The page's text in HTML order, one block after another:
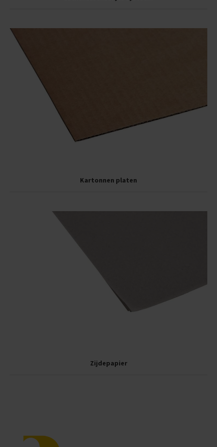
Kartonnen platen
Zijdepapier